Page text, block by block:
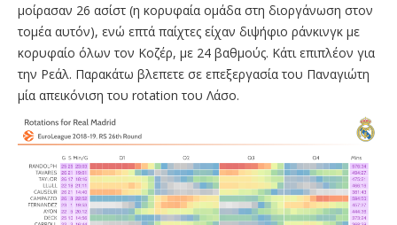
μοίρασαν 26 ασίστ (η κορυφαία ομάδα στη διοργάνωση στον
τομέα αυτόν), ενώ επτά παίχτες είχαν διψήφιο ράνκινγκ με
κορυφαίο όλων τον Κοζέρ, με 24 βαθμούς. Κάτι επιπλέον για
την Ρεάλ. Παρακάτω βλεπετε σε επεξεργασία του Παναγιώτη
μία απεικόνιση του rotation του Λάσο.